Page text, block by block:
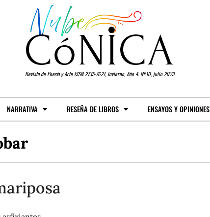
Revista de Poesía y Arte ISSN 2735-7627, Invierno, Año 4. Nº10, julio 2023
NARRATIVA RESEÑA DE LIBROS ENSAYOS Y OPINIONES